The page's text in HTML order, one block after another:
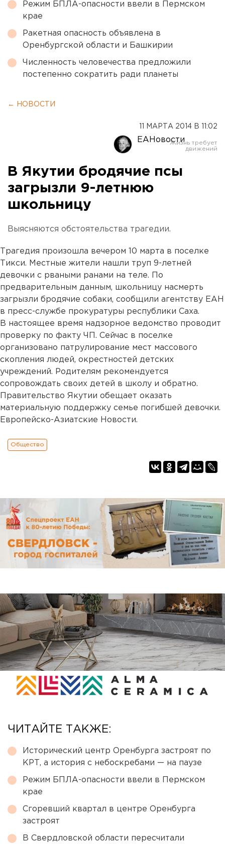
Режим БПЛА-опасности ввели в Пермском
крае
Ракетная опасность объявлена в
Оренбургской области и Башкирии
Численность человечества предложили
постепенно сократить ради планеты
← НОВОСТИ
11 МАРТА 2014 В 11:02
ЕАНовости
В Якутии бродячие псы
загрызли 9-летнюю
школьницу
Выясняются обстоятельства трагедии.
Трагедия произошла вечером 10 марта в поселке
Тикси. Местные жители нашли труп 9-летней
девочки с рваными ранами на теле. По
предварительным данным, школьницу насмерть
загрызли бродячие собаки, сообщили агентству ЕАН
в пресс-службе прокуратуры республики Саха.
В настоящее время надзорное ведомство проводит
проверку по факту ЧП. Сейчас в поселке
организовано патрулирование мест массового
скопления людей, окрестностей детских
учреждений. Родителям рекомендуется
сопровождать своих детей в школу и обратно.
Правительство Якутии обещает оказать
материальную поддержку семье погибшей девочки.
Европейско-Азиатские Новости.
Общество
ЧИТАЙТЕ ТАКЖЕ:
Исторический центр Оренбурга застроят по
КРТ, а история с небоскребами — на паузе
Режим БПЛА-опасности ввели в Пермском
крае
Сгоревший квартал в центре Оренбурга
застроят
В Свердловской области пересчитали